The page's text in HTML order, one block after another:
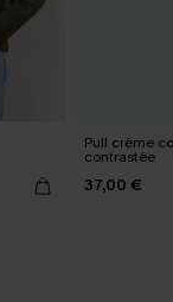
Pull crème
contrastée
37,00 €